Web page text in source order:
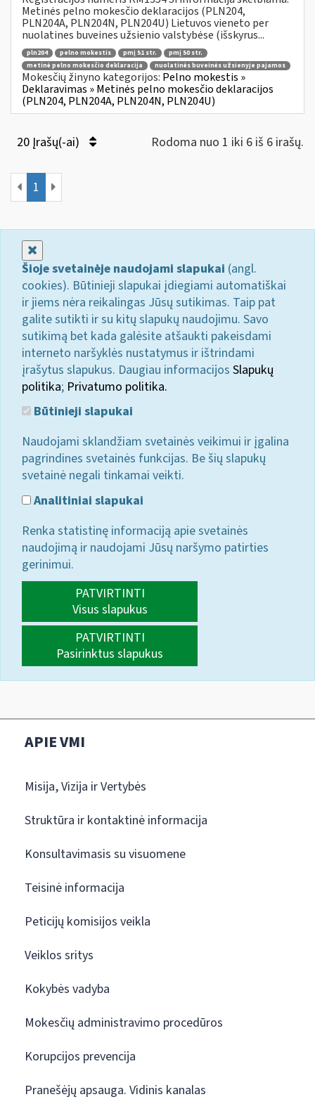
Metinės pelno mokesčio deklaracijos (PLN204,
PLN204A, PLN204N, PLN204U) Lietuvos vieneto per
nuolatines buveines užsienio valstybėse (išskyrus...
pln204 pelno mokestis pmį 51 str.
pmį 50 str.
metinė pelno mokesčio deklaracija
nuolatinės buveinės užsienyje pajamos
Mokesčių žinyno kategorijos: Pelno mokestis »
Deklaravimas » Metinės pelno mokesčio deklaracijos
(PLN204, PLN204A, PLN204N, PLN204U)
20 Įrašų(-ai) Rodoma nuo 1 iki 6 iš 6 irašų.
1
Šioje svetainėje naudojami slapukai (angl.
cookies). Būtinieji slapukai įdiegiami automatiškai
ir jiems nėra reikalingas Jūsų sutikimas. Taip pat
galite sutikti ir su kitų slapukų naudojimu. Savo
sutikimą bet kada galėsite atšaukti pakeisdami
interneto naršyklės nustatymus ir ištrindami
įrašytus slapukus. Daugiau informacijos Slapukų
politika; Privatumo politika.
Būtinieji slapukai
Naudojami sklandžiam svetainės veikimui ir įgalina
pagrindines svetainės funkcijas. Be šių slapukų
svetainė negali tinkamai veikti.
Analitiniai slapukai
Renka statistinę informaciją apie svetainės
naudojimą ir naudojami Jūsų naršymo patirties
gerinimui.
PATVIRTINTI
Visus slapukus
PATVIRTINTI
Pasirinktus slapukus
APIE VMI
Misija, Vizija ir Vertybės
Struktūra ir kontaktinė informacija
Konsultavimasis su visuomene
Teisinė informacija
Peticijų komisijos veikla
Veiklos sritys
Kokybės vadyba
Mokesčių administravimo procedūros
Korupcijos prevencija
Pranešėjų apsauga. Vidinis kanalas